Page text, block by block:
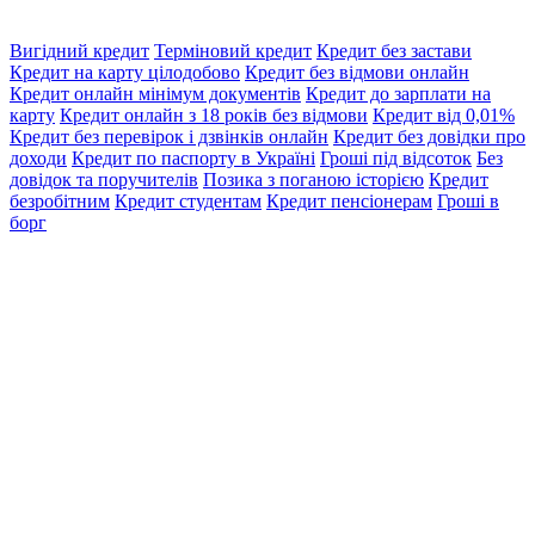
Вигідний кредит Терміновий кредит Кредит без застави
Кредит на карту цілодобово Кредит без відмови онлайн
Кредит онлайн мінімум документів Кредит до зарплати на
карту Кредит онлайн з 18 років без відмови Кредит від 0,01%
Кредит без перевірок і дзвінків онлайн Кредит без довідки про
доходи Кредит по паспорту в Україні Гроші під відсоток Без
довідок та поручителів Позика з поганою історією Кредит
безробітним Кредит студентам Кредит пенсіонерам Гроші в
борг